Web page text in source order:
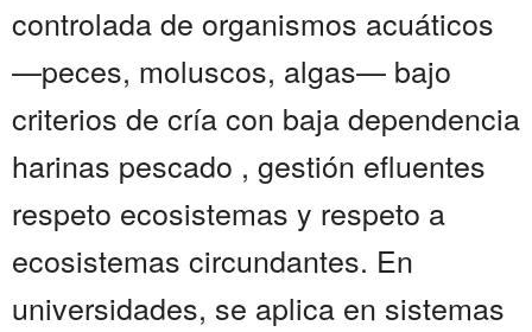
controlada de organismos acuáticos
—peces, moluscos, algas— bajo
criterios de cría con baja dependencia
harinas pescado , gestión efluentes
respeto ecosistemas y respeto a
ecosistemas circundantes. En
universidades, se aplica en sistemas